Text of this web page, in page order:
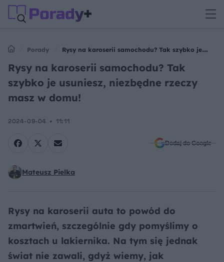
Porady
Rysy na karoserii samochodu? Tak szybko je
usuniesz, niezbędne rzeczy masz w domu!
Rysy na karoserii samochodu? Tak
szybko je usuniesz, niezbędne rzeczy
masz w domu!
2024-09-04 11:11
Dodaj do Google
Mateusz Pielka
Rysy na karoserii auta to powód do
zmartwień, szczególnie gdy pomyślimy o
kosztach u lakiernika. Na tym się jednak
świat nie zawali, gdyż wiemy, jak